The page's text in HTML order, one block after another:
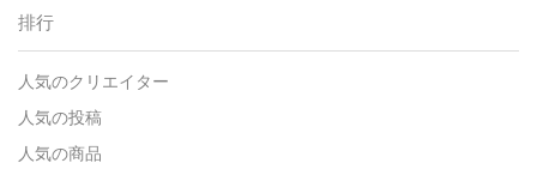
排行
人気のクリエイター
人気の投稿
人気の商品